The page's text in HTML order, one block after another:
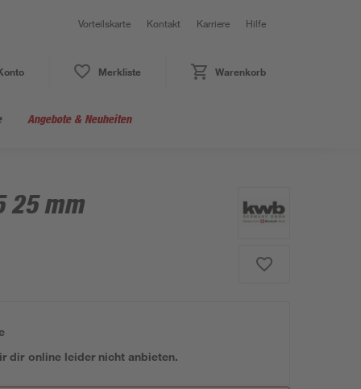
Vorteilskarte Kontakt Karriere Hilfe
Merkliste Warenkorb
Angebote & Neuheiten
25 mm
dir online leider nicht anbieten.